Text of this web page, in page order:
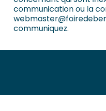
communication ou la
communiquez.